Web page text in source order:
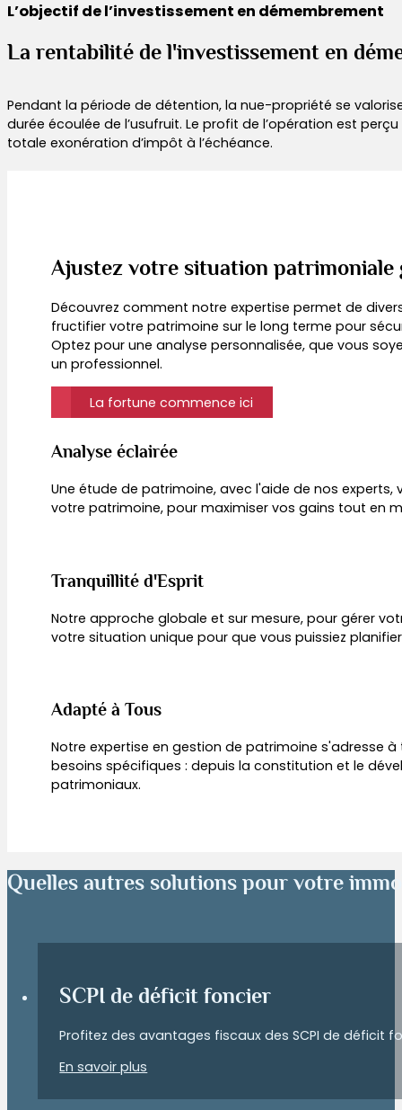
L’objectif de l’investissement en démembrement
La rentabilité de l'investissement en
Pendant la période de détention, la nue-propriété se
durée écoulée de l’usufruit. Le profit de l’opération est
totale exonération d’impôt à l’échéance.
Ajustez votre situation patrimoniale
Découvrez comment notre expertise permet de
fructifier votre patrimoine sur le long terme pour
Optez pour une analyse personnalisée, que vous
un professionnel.
La fortune commence ici
Analyse éclairée
Une étude de patrimoine, avec l'aide de nos
votre patrimoine, pour maximiser vos gains tout en
Tranquillité d'Esprit
Notre approche globale et sur mesure, pour gérer
votre situation unique pour que vous puissiez
Adapté à Tous
Notre expertise en gestion de patrimoine s'adresse
besoins spécifiques : depuis la constitution et le
patrimoniaux.
Quelles autres solutions pour votre
SCPI de déficit foncier
Profitez des avantages fiscaux des SCPI de déficit
En savoir plus